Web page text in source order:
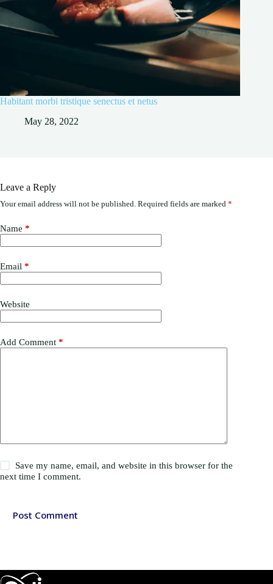
Habitant morbi tristique senectus et netus
May 28, 2022
Leave a Reply
Your email address will not be published. Required fields are marked *
Name *
Email *
Website
Add Comment *
Save my name, email, and website in this browser for the
next time I comment.
Post Comment